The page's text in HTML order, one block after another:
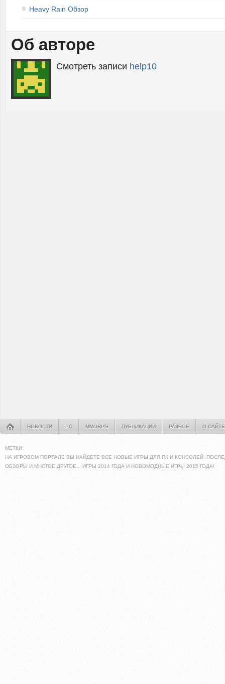
Heavy Rain Обзор
Об авторе
Смотреть записи help10
НОВОСТИ PC MMORPG ПУБЛИКАЦИИ РАЗНОЕ О САЙТЕ
МЕТКИ:
НА ИГРОВОМ ПОРТАЛЕ ВЫ НАЙДЕТЕ ВСЕ НОВЫЕ ИГРЫ ДЛЯ ПК И КОНСОЛЕЙ.
ОБЗОРЫ И МНОГОЕ ДРУГОЕ... ИГРЫ 2014 ГОДА И НОВОМОДНЫЕ ИГРЫ 2015 ГОДА!